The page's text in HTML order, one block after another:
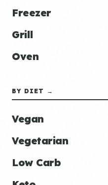
Freezer
Grill
Oven
BY DIET →
Vegan
Vegetarian
Low Carb